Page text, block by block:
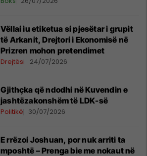
Vëllai iu etiketua si pjesëtar i grupit
të Arkanit, Drejtori i Ekonomisë në
Prizren mohon pretendimet
Drejtësi 24/07/2026
Gjithçka që ndodhi në Kuvendin e
jashtëzakonshëm të LDK-së
Politikë 30/07/2026
E rrëzoi Joshuan, por nuk arriti ta
mposhtë – Prenga bie me nokaut në